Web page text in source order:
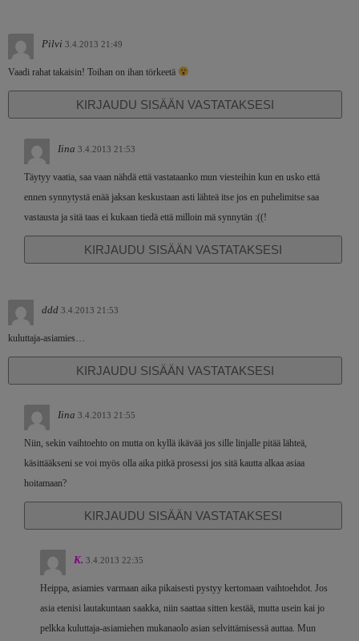
Pilvi 3.4.2013 21:49
Vaadi rahat takaisin! Toihan on ihan törkeetä
KIRJAUDU SISÄÄN VASTATAKSESI
Iina 3.4.2013 21:53
Täytyy vaatia, saa vaan nähdä että vastataanko mun viesteihin kun en usko että
ennen synnytystä enää jaksan keskustaan asti lähteä itse jos en puhelimitse saa
vastausta ja sitä taas ei kukaan tiedä että milloin mä synnytän :((!
KIRJAUDU SISÄÄN VASTATAKSESI
ddd 3.4.2013 21:53
kuluttaja-asiamies…
KIRJAUDU SISÄÄN VASTATAKSESI
Iina 3.4.2013 21:55
Niin, sekin vaihtoehto on mutta on kyllä ikävää jos sille linjalle pitää lähteä,
käsittääkseni se voi myös olla aika pitkä prosessi jos sitä kautta alkaa asiaa
hoitamaan?
KIRJAUDU SISÄÄN VASTATAKSESI
K. 3.4.2013 22:35
Heippa, asiamies varmaan aika pikaisesti pystyy kertomaan vaihtoehdot. Jos
asia etenisi lautakuntaan saakka, niin saattaa sitten kestää, mutta usein kai jo
pelkka kuluttaja-asiamiehen mukanaolo asian selvittämisessä auttaa. Mun